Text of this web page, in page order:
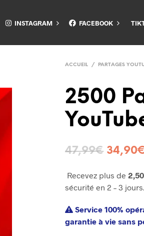
INSTAGRAM FACEBOOK
ACCUEIL / PARTAGES
2500
47,99€ 34,90€
Recevez plus de
sécurité en 2 – 3 jours.
Service 100%
garantie à vie sans